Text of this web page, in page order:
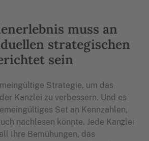
muss an
strategischen
sein
Strategie, um das
Kanzlei zu verbessern. Und es
Set an Kennzahlen,
nachlesen könnte. Jede Kanzlei
Ihre Bemühungen, das